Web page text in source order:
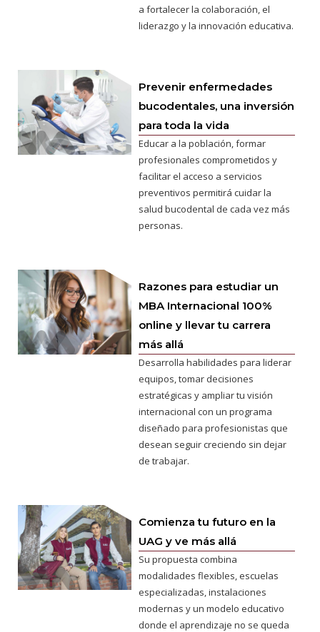
a fortalecer la colaboración, el
liderazgo y la innovación educativa.
Prevenir enfermedades
bucodentales, una inversión
para toda la vida
Educar a la población, formar
profesionales comprometidos y
facilitar el acceso a servicios
preventivos permitirá cuidar la
salud bucodental de cada vez más
personas.
Razones para estudiar un
MBA Internacional 100%
online y llevar tu carrera
más allá
Desarrolla habilidades para liderar
equipos, tomar decisiones
estratégicas y ampliar tu visión
internacional con un programa
diseñado para profesionistas que
desean seguir creciendo sin dejar
de trabajar.
Comienza tu futuro en la
UAG y ve más allá
Su propuesta combina
modalidades flexibles, escuelas
especializadas, instalaciones
modernas y un modelo educativo
donde el aprendizaje no se queda